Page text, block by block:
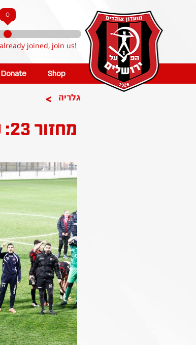
0
joined, join us!
Donate Shop
> גלריה
מחזור 23: עירוני נשר - הפועל קטמון ירושלים